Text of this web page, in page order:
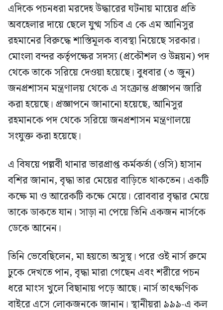
এদিকে পচনধরা মরদেহ উদ্ধারের ঘটনায় মায়ের প্রতি
অবহেলার দায়ে ছেলে যুগ্ম সচিব এ কে এম আনিসুর
রহমানের বিরুদ্ধে শাস্তিমূলক ব্যবস্থা নিয়েছে সরকার।
মোংলা বন্দর কর্তৃপক্ষের সদস্য (প্রকৌশল ও উন্নয়ন) পদ
থেকে তাকে সরিয়ে দেওয়া হয়েছে। বুধবার (৩ জুন)
জনপ্রশাসন মন্ত্রণালয় থেকে এ সংক্রান্ত প্রজ্ঞাপন জারি
করা হয়েছে। প্রজ্ঞাপনে জানানো হয়েছে, আনিসুর
রহমানকে পদ থেকে সরিয়ে জনপ্রশাসন মন্ত্রণালয়ে
সংযুক্ত করা হয়েছে।
এ বিষয়ে পল্লবী থানার ভারপ্রাপ্ত কর্মকর্তা (ওসি) হাসান
বশির জানান, বৃদ্ধা তার মেয়ের বাড়িতে থাকতেন। একটি
কক্ষে মা ও আরেকটি কক্ষে মেয়ে। রোববার বৃদ্ধার মেয়ে
তাকে ডাকতে যান। সাড়া না পেয়ে তিনি একজন নার্সকে
ডেকে আনেন।
তিনি ভেবেছিলেন, মা হয়তো অসুস্থ। পরে ওই নার্স রুমে
ঢুকে দেখতে পান, বৃদ্ধা মারা গেছেন এবং শরীরে পচন
ধরে মাংস খুলে বিছানায় পড়ে আছে। নার্স তাৎক্ষণিক
বাইরে এসে লোকজনকে জানান। স্থানীয়রা ৯৯৯-এ কল